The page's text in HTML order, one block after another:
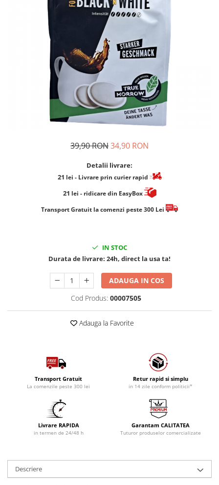
Illy Iperespresso
Nespresso Professional
Cafea macinata
Cafea Solubila
39,90 RON34,90 RON
Detalii livrare:
21 lei - Livrare prin curier rapid
21 lei - ridicare din EasyBox
​​​​​​Transport Gratuit la comenzi peste 300 Lei
IN STOC
Durata de livrare: 24h, direct la usa ta!
ADAUGA IN COS
Cod Produs: 00007505
Adauga la Favorite
Transport Gratuit
La comenzile peste 300 lei
Retur rapid si simplu
in 14 zile conform politicii*
Livrare RAPIDA
in termen de 24/48 h
Garantam CALITATEA
Tuturor produselor comercializate
Descriere